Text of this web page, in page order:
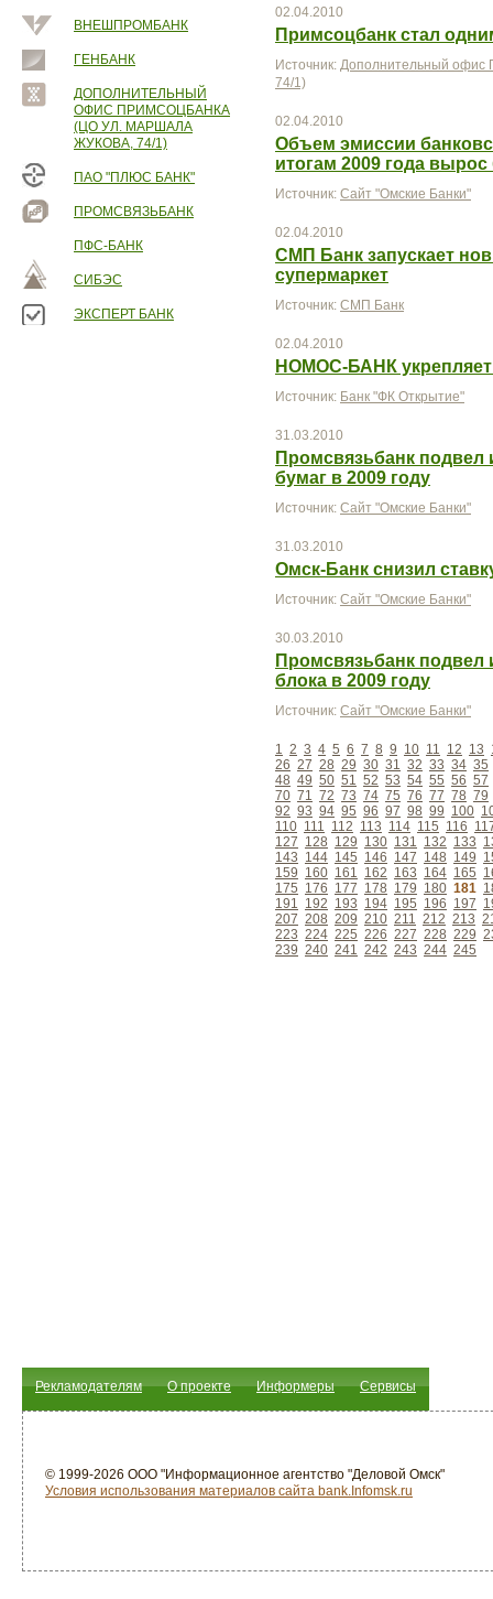
ВНЕШПРОМБАНК
ГЕНБАНК
ДОПОЛНИТЕЛЬНЫЙ
ОФИС ПРИМСОЦБАНКА
(ЦО УЛ. МАРШАЛА
ЖУКОВА, 74/1)
ПАО "ПЛЮС БАНК"
ПРОМСВЯЗЬБАНК
ПФС-БАНК
СИБЭС
ЭКСПЕРТ БАНК
02.04.2010
Примсоцбанк стал
Источник: Дополнительный офис
74/1)
02.04.2010
Объем эмиссии
итогам 2009 года
Источник: Сайт "Омские Банки"
02.04.2010
СМП Банк запускает
супермаркет
Источник: СМП Банк
02.04.2010
НОМОС-БАНК
Источник: Банк "ФК Открытие"
31.03.2010
Промсвязьбанк
бумаг в 2009 году
Источник: Сайт "Омские Банки"
31.03.2010
Омск-Банк снизил
Источник: Сайт "Омские Банки"
30.03.2010
Промсвязьбанк подвел
блока в 2009 году
Источник: Сайт "Омские Банки"
1 2 3 4 5 6 7 8 9 10 11 12 13
26 27 28 29 30 31 32 33 34 35
48 49 50 51 52 53 54 55 56 57
70 71 72 73 74 75 76 77 78 79
92 93 94 95 96 97 98 99 100
110 111 112 113 114 115 116
127 128 129 130 131 132 133
143 144 145 146 147 148 149
159 160 161 162 163 164 165
175 176 177 178 179 180 181
191 192 193 194 195 196 197
207 208 209 210 211 212 213
223 224 225 226 227 228 229
239 240 241 242 243 244 245
Рекламодателям О проекте Информеры Сервисы
© 1999-2026 ООО "Информационное агентство "Деловой Омск"
Условия использования материалов сайта bank.Infomsk.ru